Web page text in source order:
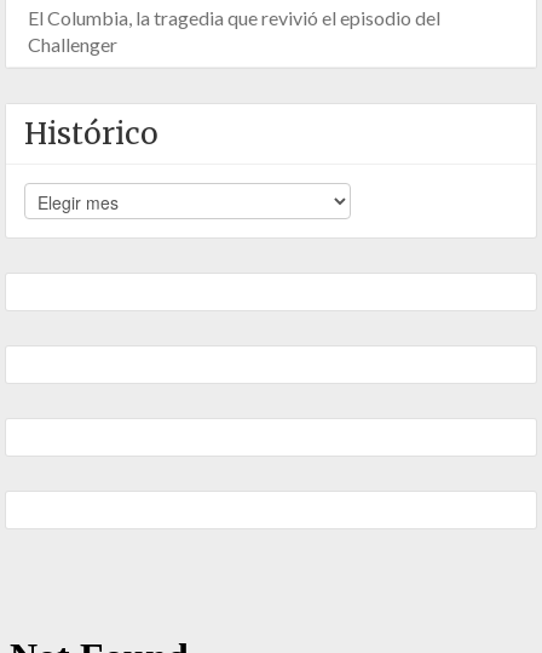
El Columbia, la tragedia que revivió el episodio del
Challenger
Histórico